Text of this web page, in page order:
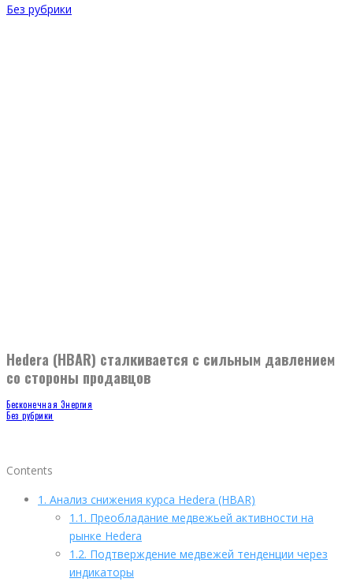
Без рубрики
Hedera (HBAR) сталкивается с сильным давлением
со стороны продавцов
Бесконечная Энергия
Без рубрики
Contents
1. Анализ снижения курса Hedera (HBAR)
1.1. Преобладание медвежьей активности на
рынке Hedera
1.2. Подтверждение медвежей тенденции через
индикаторы